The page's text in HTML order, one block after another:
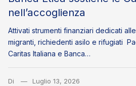
nell’accoglienza
Attivati strumenti finanziari dedicati
migranti, richiedenti asilo e rifugiati
Caritas Italiana e Banca…
Di Luglio 13, 2026